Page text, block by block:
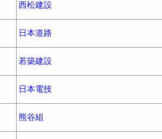
西松建設
日本道路
若築建設
日本電技
熊谷組